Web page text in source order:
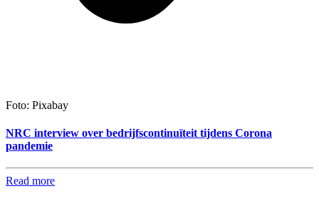
Foto: Pixabay
NRC interview over bedrijfscontinuïteit tijdens Corona
pandemie
Read more